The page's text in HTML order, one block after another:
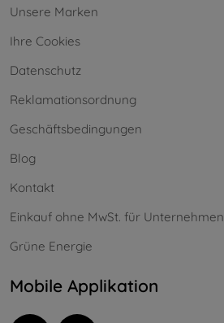
Unsere Marken
Ihre Cookies
Datenschutz
Reklamationsordnung
Geschäftsbedingungen
Blog
Kontakt
Einkauf ohne MwSt. für Unternehmen
Grüne Energie
Mobile Applikation